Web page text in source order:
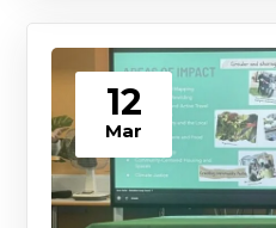
12
Mar